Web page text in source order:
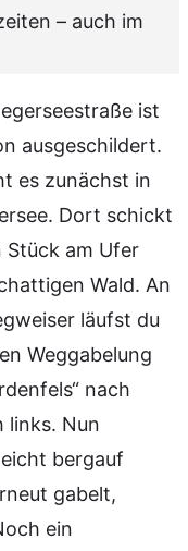
– auch im
ist
ausgeschildert.
es zunächst in
Dort schickt
Stück am Ufer
Wald. An
läufst du
Weggabelung
nach
links. Nun
bergauf
gabelt,
ein